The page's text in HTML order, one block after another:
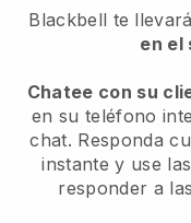
Blackbell te
en el
Chatee con su
en su teléfono
chat. Responda
instante y use las
responder a